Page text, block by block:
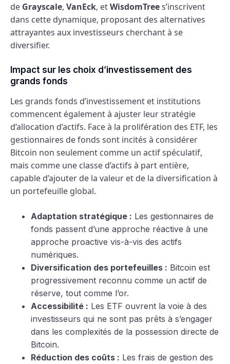
de Grayscale, VanEck, etWisdomTrees’inscrivent
dans cette dynamique, proposant des alternatives
attrayantes aux investisseurs cherchant à se
diversifier.
Impact sur les choix d’investissement des
grands fonds
Les grands fonds d’investissement et institutions
commencent également à ajuster leur stratégie
d’allocation d’actifs. Face à la prolifération des ETF, les
gestionnaires de fonds sont incités à considérer
Bitcoin non seulement comme un actif spéculatif,
mais comme une classe d’actifs à part entière,
capable d’ajouter de la valeur et de la diversification à
un portefeuille global.
Adaptation stratégique : Les gestionnaires de
fonds passent d’une approche réactive à une
approche proactive vis-à-vis des actifs
numériques.
Diversification des portefeuilles : Bitcoin est
progressivement reconnu comme un actif de
réserve, tout comme l’or.
Accessibilité : Les ETF ouvrent la voie à des
investisseurs qui ne sont pas prêts à s’engager
dans les complexités de la possession directe de
Bitcoin.
Réduction des coûts : Les frais de gestion des